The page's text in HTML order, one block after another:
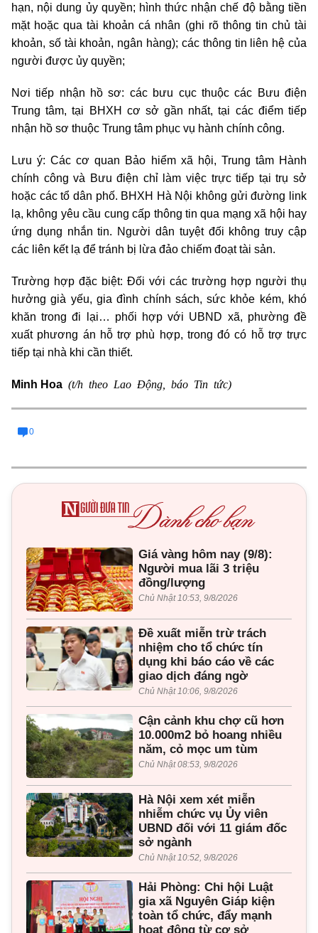
hạn, nội dung ủy quyền; hình thức nhận chế độ bằng tiền
mặt hoặc qua tài khoản cá nhân (ghi rõ thông tin chủ tài
khoản, số tài khoản, ngân hàng); các thông tin liên hệ của
người được ủy quyền;
Nơi tiếp nhận hồ sơ: các bưu cục thuộc các Bưu điện
Trung tâm, tại BHXH cơ sở gần nhất, tại các điểm tiếp
nhận hồ sơ thuộc Trung tâm phục vụ hành chính công.
Lưu ý: Các cơ quan Bảo hiểm xã hội, Trung tâm Hành
chính công và Bưu điện chỉ làm việc trực tiếp tại trụ sở
hoặc các tổ dân phố. BHXH Hà Nội không gửi đường link
lạ, không yêu cầu cung cấp thông tin qua mạng xã hội hay
ứng dụng nhắn tin. Người dân tuyệt đối không truy cập
các liên kết lạ để tránh bị lừa đảo chiếm đoạt tài sản.
Trường hợp đặc biệt: Đối với các trường hợp người thụ
hưởng già yếu, gia đình chính sách, sức khỏe kém, khó
khăn trong đi lại… phối hợp với UBND xã, phường đề
xuất phương án hỗ trợ phù hợp, trong đó có hỗ trợ trực
tiếp tại nhà khi cần thiết.
Minh Hoa (t/h theo Lao Động, báo Tin tức)
0
Giá vàng hôm nay (9/8):
Người mua lãi 3 triệu
đồng/lượng
Chủ Nhật 10:53, 9/8/2026
Đề xuất miễn trừ trách
nhiệm cho tổ chức tín
dụng khi báo cáo về các
giao dịch đáng ngờ
Chủ Nhật 10:06, 9/8/2026
Cận cảnh khu chợ cũ hơn
10.000m2 bỏ hoang nhiều
năm, cỏ mọc um tùm
Chủ Nhật 08:53, 9/8/2026
Hà Nội xem xét miễn
nhiễm chức vụ Ủy viên
UBND đối với 11 giám đốc
sở ngành
Chủ Nhật 10:52, 9/8/2026
Hải Phòng: Chi hội Luật
gia xã Nguyên Giáp kiện
toàn tổ chức, đẩy mạnh
hoạt động từ cơ sở